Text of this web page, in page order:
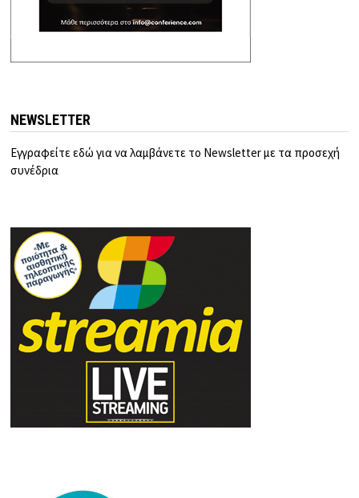
NEWSLETTER
Εγγραφείτε εδώ για να λαμβάνετε το Newsletter με τα προσεχή
συνέδρια